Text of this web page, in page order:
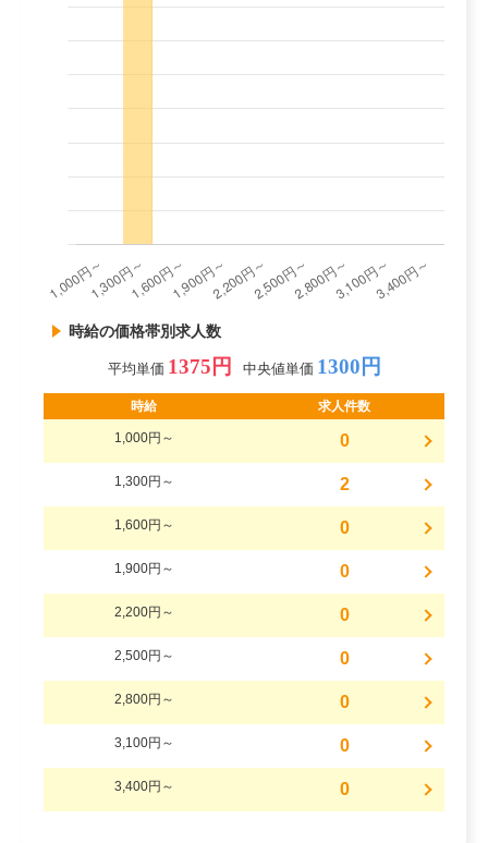
時給の価格帯別求人数
平均単価 1375円 中央値単価 1300円
時給 求人件数
1,000円～ 0
1,300円～ 2
1,600円～ 0
1,900円～ 0
2,200円～ 0
2,500円～ 0
2,800円～ 0
3,100円～ 0
3,400円～ 0